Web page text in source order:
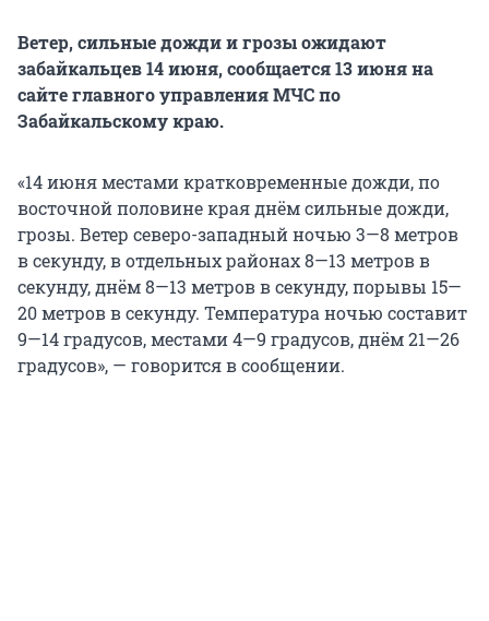
Ветер, сильные дожди и грозы ожидают
забайкальцев 14 июня, сообщается 13 июня на
сайте главного управления МЧС по
Забайкальскому краю.
«14 июня местами кратковременные дожди, по
восточной половине края днём сильные дожди,
грозы. Ветер северо-западный ночью 3—8 метров
в секунду, в отдельных районах 8—13 метров в
секунду, днём 8—13 метров в секунду, порывы 15—
20 метров в секунду. Температура ночью составит
9—14 градусов, местами 4—9 градусов, днём 21—26
градусов», — говорится в сообщении.